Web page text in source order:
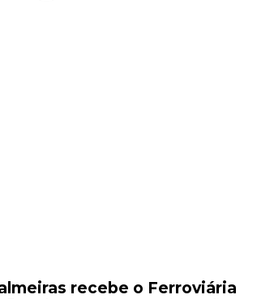
recebe o Ferroviária